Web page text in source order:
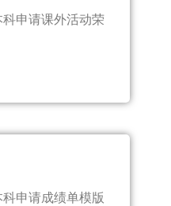
申请课外活动荣
申请成绩单模版